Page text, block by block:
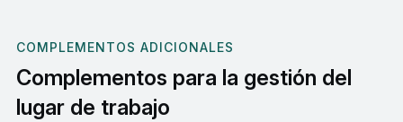
COMPLEMENTOS ADICIONALES
Complementos para la gestión del
lugar de trabajo